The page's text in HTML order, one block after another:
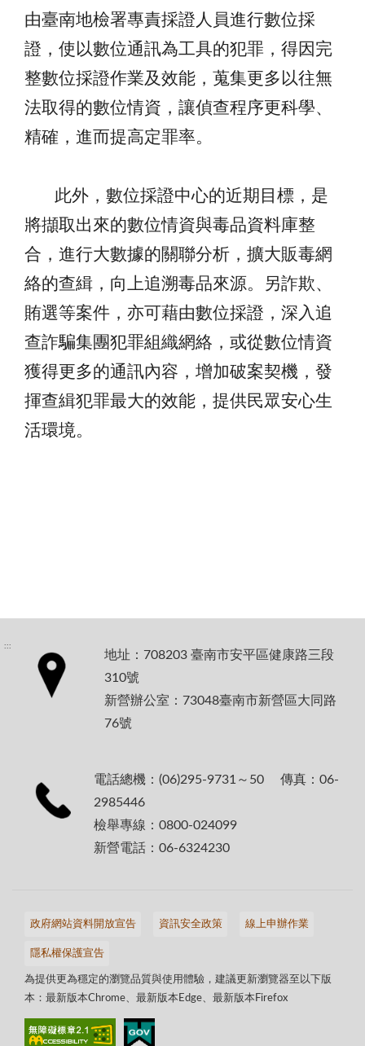
由臺南地檢署專責採證人員進行數位採
證，使以數位通訊為工具的犯罪 ，得因完
整數位採證作業及效能， 蒐集更多以往無
法取得的數位情資，讓偵查程序更科學、
精確 ，進而提高定罪率。
此外，數位採證中心的近期目標，是
將擷取出來的數位情資與毒品資料庫整
合，進行大數據的關聯分析，擴大販毒網
絡的查緝，向上追溯毒品來源。另詐欺、
賄選等案件，亦可藉由數位採證， 深入追
查詐騙集團犯罪組織網絡，或從數位情資
獲得更多的通訊內容， 增加破案契機，發
揮查緝犯罪最大的效能 ，提供民眾安心生
活環境。
:::
地址：708203 臺南市安平區健康路三段
310號
新營辦公室：73048臺南市新營區大同路
76號
電話總機：(06)295-9731～50 傳真：06-
2985446
檢舉專線：0800-024099
新營電話：06-6324230
政府網站資料開放宣告 資訊安全政策 線上申辦作業
隱私權保護宣告
為提供更為穩定的瀏覽品質與使用體驗，建議更新瀏覽器至以下版
本：最新版本Chrome、最新版本Edge、最新版本Firefox